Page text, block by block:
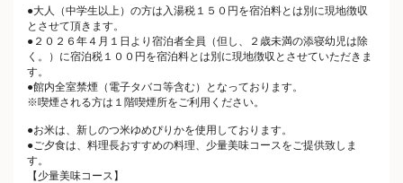
●大人（中学生以上）の方は入湯税１５０円を宿泊料とは別に現地徴収
とさせて頂きます。
●２０２６年４月１日より宿泊者全員（但し、２歳未満の添寝幼児は除
く。）に宿泊税１００円を宿泊料とは別に現地徴収とさせていただきま
す。
●館内全室禁煙（電子タバコ等含む）となっております。
※喫煙される方は１階喫煙所をご利用ください。
●お米は、新しのつ米ゆめぴりかを使用しております。
●ご夕食は、料理長おすすめの料理、少量美味コースをご提供致しま
す。
【少量美味コース】